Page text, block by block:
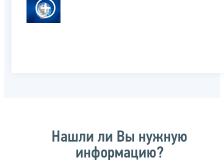
Нашли ли Вы нужную
информацию?